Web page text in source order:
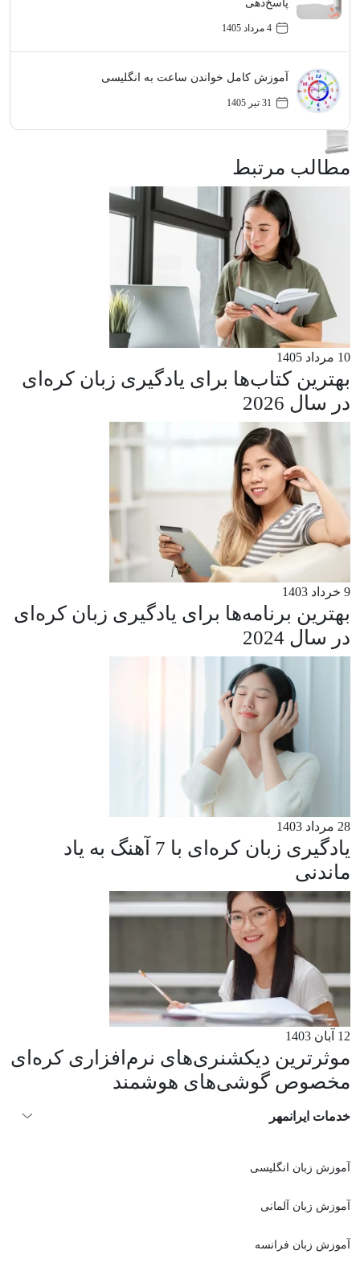
پاسخ‌دهی
4 مرداد 1405
آموزش کامل خواندن ساعت به انگلیسی
31 تیر 1405
مطالب مرتبط
10 مرداد 1405
بهترین کتاب‌ها برای یادگیری زبان کره‌ای
در سال 2026
9 خرداد 1403
بهترین برنامه‌ها برای یادگیری زبان کره‌ای
در سال 2024
28 مرداد 1403
یادگیری زبان کره‌ای با 7 آهنگ به یاد
ماندنی
12 آبان 1403
موثرترین دیکشنری‌های نرم‌افزاری کره‌ای
مخصوص گوشی‌های هوشمند
خدمات ایرانمهر
آموزش زبان انگلیسی
آموزش زبان آلمانی
آموزش زبان فرانسه